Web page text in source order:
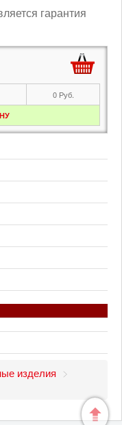
гарантия
0 Руб.
изделия >